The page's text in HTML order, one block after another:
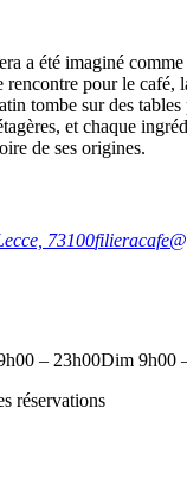
a été imaginé comme
pour le café,
tombe sur des tables
et chaque
de ses origines.
73100
– 23h00Dim 9h00
réservations